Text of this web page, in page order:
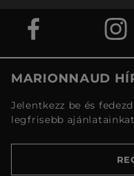
MARIONNAUD
Jelentkezz be és
legfrisebb ajánlatainkat